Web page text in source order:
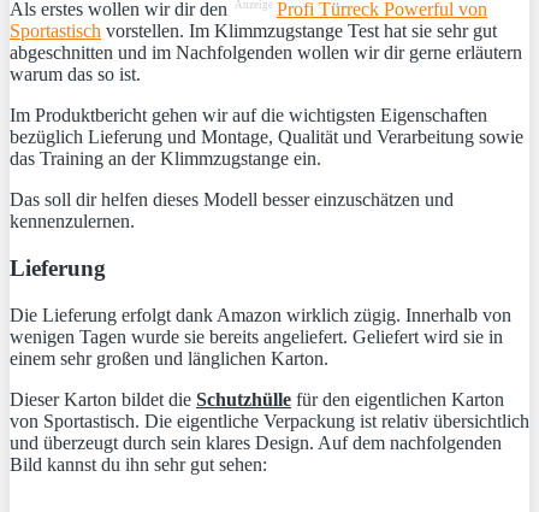
Als erstes wollen wir dir den Anzeige Profi Türreck Powerful von
Sportastisch vorstellen. Im Klimmzugstange Test hat sie sehr gut
abgeschnitten und im Nachfolgenden wollen wir dir gerne erläutern
warum das so ist.
Im Produktbericht gehen wir auf die wichtigsten Eigenschaften
bezüglich Lieferung und Montage, Qualität und Verarbeitung sowie
das Training an der Klimmzugstange ein.
Das soll dir helfen dieses Modell besser einzuschätzen und
kennenzulernen.
Lieferung
Die Lieferung erfolgt dank Amazon wirklich zügig. Innerhalb von
wenigen Tagen wurde sie bereits angeliefert. Geliefert wird sie in
einem sehr großen und länglichen Karton.
Dieser Karton bildet die Schutzhülle für den eigentlichen Karton
von Sportastisch. Die eigentliche Verpackung ist relativ übersichtlich
und überzeugt durch sein klares Design. Auf dem nachfolgenden
Bild kannst du ihn sehr gut sehen: